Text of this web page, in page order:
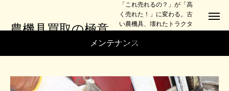
農機具買取の極意
「これ売れるの？」が「高
く売れた！」に変わる。古
い農機具、壊れたトラクタ
めの農機具買取ノウハウ、
メンテナンス